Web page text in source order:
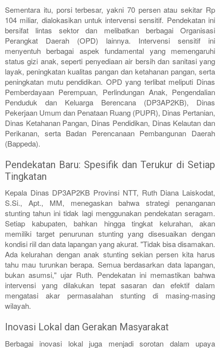
Sementara itu, porsi terbesar, yakni 70 persen atau sekitar Rp
104 miliar, dialokasikan untuk intervensi sensitif. Pendekatan ini
bersifat lintas sektor dan melibatkan berbagai Organisasi
Perangkat Daerah (OPD) lainnya. Intervensi sensitif ini
menyentuh berbagai aspek fundamental yang memengaruhi
status gizi anak, seperti penyediaan air bersih dan sanitasi yang
layak, peningkatan kualitas pangan dan ketahanan pangan, serta
peningkatan mutu pendidikan. OPD yang terlibat meliputi Dinas
Pemberdayaan Perempuan, Perlindungan Anak, Pengendalian
Penduduk dan Keluarga Berencana (DP3AP2KB), Dinas
Pekerjaan Umum dan Penataan Ruang (PUPR), Dinas Pertanian,
Dinas Ketahanan Pangan, Dinas Pendidikan, Dinas Kelautan dan
Perikanan, serta Badan Perencanaan Pembangunan Daerah
(Bappeda).
Pendekatan Baru: Spesifik dan Terukur di Setiap
Tingkatan
Kepala Dinas DP3AP2KB Provinsi NTT, Ruth Diana Laiskodat,
S.Si., Apt., MM, menegaskan bahwa strategi penanganan
stunting tahun ini tidak lagi menggunakan pendekatan seragam.
Setiap kabupaten, bahkan hingga tingkat kelurahan, akan
memiliki target penurunan stunting yang disesuaikan dengan
kondisi riil dan data lapangan yang akurat. "Tidak bisa disamakan.
Ada kelurahan dengan anak stunting sekian persen kita harus
tahu mau turunkan berapa. Semua berdasarkan data lapangan,
bukan asumsi," ujar Ruth. Pendekatan ini memastikan bahwa
intervensi yang dilakukan tepat sasaran dan efektif dalam
mengatasi akar permasalahan stunting di masing-masing
wilayah.
Inovasi Lokal dan Gerakan Masyarakat
Berbagai inovasi lokal juga menjadi sorotan dalam upaya